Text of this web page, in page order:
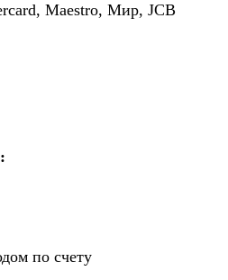
Maestro, Мир, JCB
по счету